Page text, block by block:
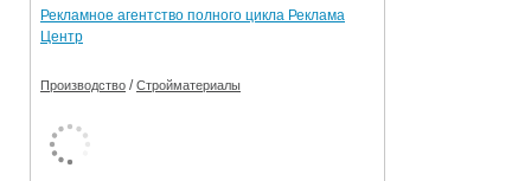
Рекламное агентство полного цикла Реклама
Центр
Производство /Стройматериалы